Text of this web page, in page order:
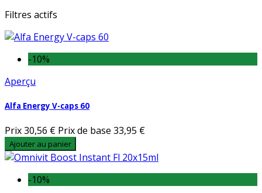
Filtres actifs
-10%
Aperçu
Alfa Energy V-caps 60
Prix30,56 € Prix de base 33,95 €
Ajouter au panier
-10%